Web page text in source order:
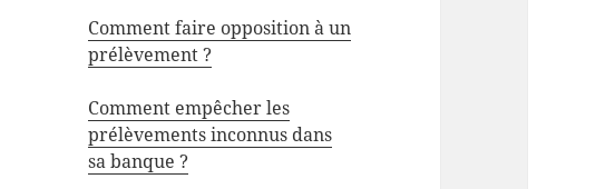
Comment faire opposition à un
prélèvement ?
Comment empêcher les
prélèvements inconnus dans
sa banque ?